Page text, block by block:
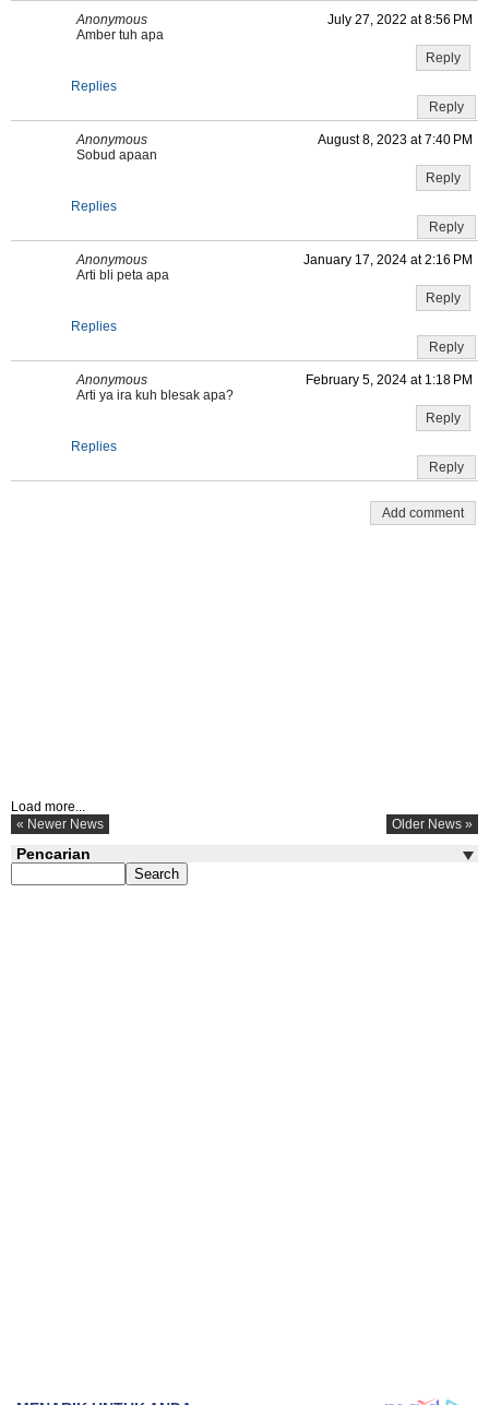
Anonymous
July 27, 2022 at 8:56 PM
Amber tuh apa
Reply
Replies
Reply
Anonymous
August 8, 2023 at 7:40 PM
Sobud apaan
Reply
Replies
Reply
Anonymous
January 17, 2024 at 2:16 PM
Arti bli peta apa
Reply
Replies
Reply
Anonymous
February 5, 2024 at 1:18 PM
Arti ya ira kuh blesak apa?
Reply
Replies
Reply
Add comment
Load more...
« Newer News
Older News »
Pencarian